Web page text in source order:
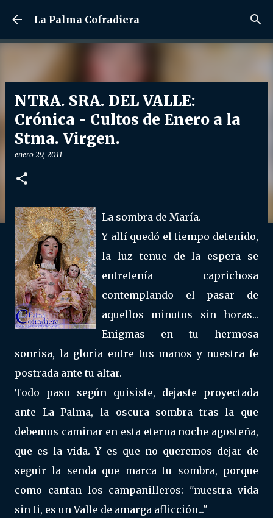
Ir al contenido principal
La Palma Cofradiera
NTRA. SRA. DEL VALLE:
Crónica - Cultos de Enero a la
Stma. Virgen.
enero 29, 2011
La sombra de María.
Y allí quedó el tiempo detenido,
la luz tenue de la espera se
entretenía caprichosa
contemplando el pasar de
aquellos minutos sin horas...
Enigmas en tu hermosa
sonrisa, la gloria entre tus manos y nuestra fe
postrada ante tu altar.
Todo paso según quisiste, dejaste proyectada
ante La Palma, la oscura sombra tras la que
debemos caminar en esta eterna noche agosteña,
que es la vida. Y es que no queremos dejar de
seguir la senda que marca tu sombra, porque
como cantan los campanilleros: "nuestra vida
sin ti, es un Valle de amarga aflicción..."